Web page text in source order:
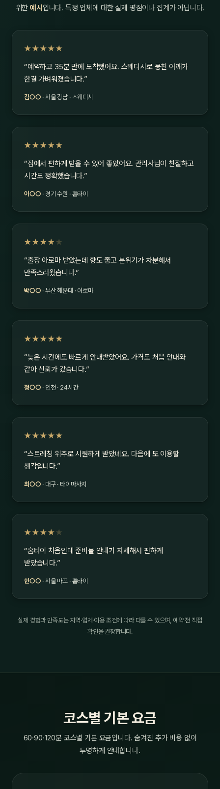
위한예시 입니다. 특정 업체에 대한 실제 평점이나 집계가 아닙니다.
★★★★★
“예약하고 35분 만에 도착했어요. 스웨디시로 뭉친 어깨가
한결 가벼워졌습니다.”
김○○ · 서울 강남 · 스웨디시
★★★★★
“집에서 편하게 받을 수 있어 좋았어요. 관리사님이 친절하고
시간도 정확했습니다.”
이○○ · 경기 수원 · 홈타이
★★★★ ★
“출장 아로마 받았는데 향도 좋고 분위기가 차분해서
만족스러웠습니다.”
박○○ · 부산 해운대 · 아로마
★★★★★
“늦은 시간에도 빠르게 안내받았어요. 가격도 처음 안내와
같아 신뢰가 갔습니다.”
정○○ · 인천 · 24시간
★★★★★
“스트레칭 위주로 시원하게 받았네요. 다음에 또 이용할
생각입니다.”
최○○ · 대구 · 타이마사지
★★★★ ★
“홈타이 처음인데 준비물 안내가 자세해서 편하게
받았습니다.”
한○○ · 서울 마포 · 홈타이
실제 경험과 만족도는 지역·업체·이용 조건에 따라 다를 수 있으며, 예약 전 직접
확인을 권장합니다.
코스별 기본 요금
60·90·120분 코스별 기본 요금입니다. 숨겨진 추가 비용 없이
투명하게 안내합니다.